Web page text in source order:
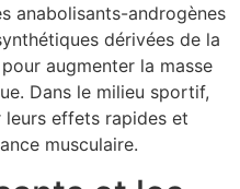
anabolisants-androgènes
dérivées de la
augmenter la masse
Dans le milieu sportif,
effets rapides et
musculaire.